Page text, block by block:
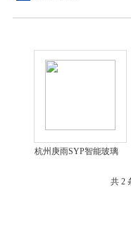
杭州庚雨SYP智能玻璃
共 2